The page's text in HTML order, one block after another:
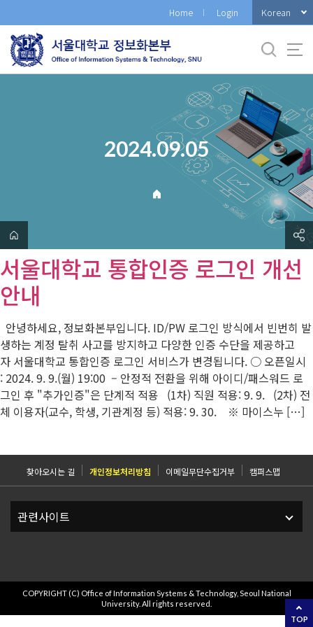
로
메
Home Login Korean
2024.09.05
서울대학교 통합인증 로그인 개선
안내
안녕하세요, 정보화본부입니다. ID/PW 로그인 방식에서 빈번히 발
생하는 계정 탈취 사고를 방지하고 다양한 인증 수단을 제공하고
자 서울대학교 통합인증 로그인 서비스가 변경됩니다. ○ 오픈일시
: 2024. 9. 9.(월) 19:00 – 안정적 전환을 위해 아이디/패스워드 로
그인 후 "추가인증"은 단계적 적용 (1차) 직원 적용: 9. 9. (2차) 전
체 이용자(교수, 학생, 기관계정 등) 적용: 9. 30. ※ 마이스누 […]
TOP
찾아오시는 길 개인정보처리방침 이메일무단수집거부 캠퍼스맵
COPYRIGHT (C) Office of Information Systems & Technology, Seoul National
University. All rights reserved.